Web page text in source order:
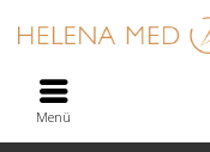
Menü